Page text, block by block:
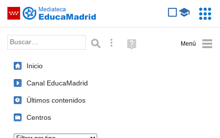
Saltar navegación
Palabra o frase: Búsqueda avanzada
Ayuda
(en
Inicio
Canal EducaMadrid
Últimos contenidos
Centros